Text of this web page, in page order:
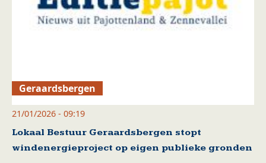
Geraardsbergen
21/01/2026 - 09:19
Lokaal Bestuur Geraardsbergen stopt
windenergieproject op eigen publieke gronden